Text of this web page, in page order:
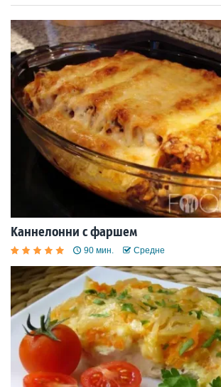
Каннелонни с фаршем
90 мин. Средне